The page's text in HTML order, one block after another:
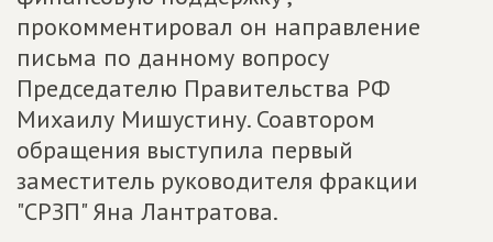
прокомментировал он направление
письма по данному вопросу
Председателю Правительства РФ
Михаилу Мишустину. Соавтором
обращения выступила первый
заместитель руководителя фракции
"СРЗП" Яна Лантратова.